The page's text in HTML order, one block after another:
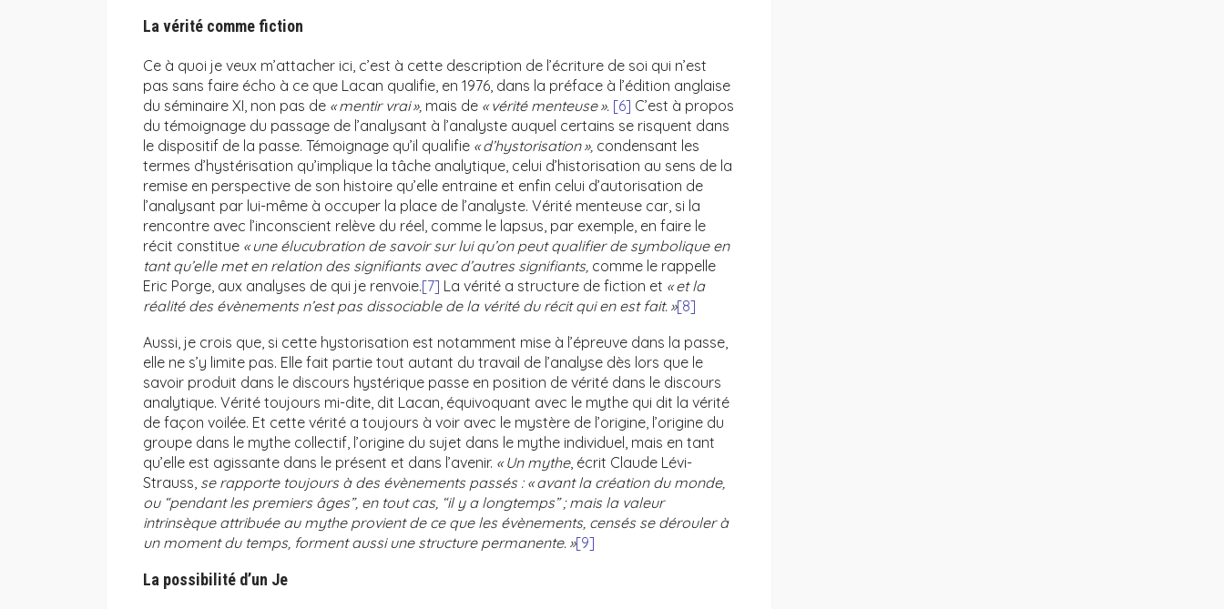
La vérité comme fiction
Ce à quoi je veux m’attacher ici, c’est à cette description de l’écriture de soi qui n’est
pas sans faire écho à ce que Lacan qualifie, en 1976, dans la préface à l’édition anglaise
du séminaire XI, non pas de « mentir vrai », mais de « vérité menteuse ». [6] C’est à propos
du témoignage du passage de l’analysant à l’analyste auquel certains se risquent dans
le dispositif de la passe. Témoignage qu’il qualifie « d’hystorisation », condensant les
termes d’hystérisation qu’implique la tâche analytique, celui d’historisation au sens de la
remise en perspective de son histoire qu’elle entraine et enfin celui d’autorisation de
l’analysant par lui-même à occuper la place de l’analyste. Vérité menteuse car, si la
rencontre avec l’inconscient relève du réel, comme le lapsus, par exemple, en faire le
récit constitue « une élucubration de savoir sur lui qu’on peut qualifier de symbolique en
tant qu’elle met en relation des signifiants avec d’autres signifiants, comme le rappelle
Eric Porge, aux analyses de qui je renvoie.[7] La vérité a structure de fiction et « et la
réalité des évènements n’est pas dissociable de la vérité du récit qui en est fait. »[8]
Aussi, je crois que, si cette hystorisation est notamment mise à l’épreuve dans la passe,
elle ne s’y limite pas. Elle fait partie tout autant du travail de l’analyse dès lors que le
savoir produit dans le discours hystérique passe en position de vérité dans le discours
analytique. Vérité toujours mi-dite, dit Lacan, équivoquant avec le mythe qui dit la vérité
de façon voilée. Et cette vérité a toujours à voir avec le mystère de l’origine, l’origine du
groupe dans le mythe collectif, l’origine du sujet dans le mythe individuel, mais en tant
qu’elle est agissante dans le présent et dans l’avenir. « Un mythe, écrit Claude Lévi-
Strauss, se rapporte toujours à des évènements passés : « avant la création du monde,
ou “pendant les premiers âges”, en tout cas, “il y a longtemps” ; mais la valeur
intrinsèque attribuée au mythe provient de ce que les évènements, censés se dérouler à
un moment du temps, forment aussi une structure permanente. »[9]
La possibilité d’un Je